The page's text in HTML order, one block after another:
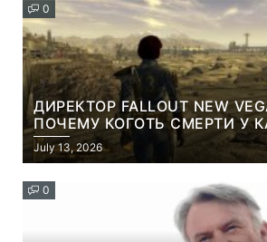
0
ДИРЕКТОР FALLOUT NEW
ПОЧЕМУ КОГОТЬ СМЕРТИ У
НАМЕРЕННО СНОСИТ ВАМ
July 13, 2026
0